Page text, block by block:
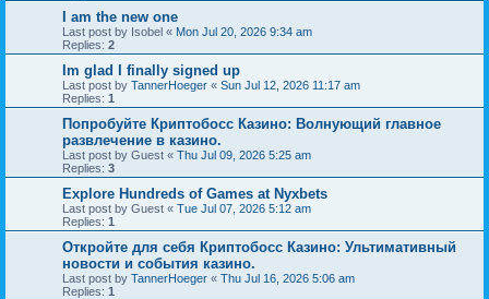
I am the new one
Last post by Isobel « Mon Jul 20, 2026 9:34 am
Replies: 2
Im glad I finally signed up
Last post by TannerHoeger « Sun Jul 12, 2026 11:17 am
Replies: 1
Попробуйте Криптобосс Казино: Волнующий главное
развлечение в казино.
Last post by Guest « Thu Jul 09, 2026 5:25 am
Replies: 3
Explore Hundreds of Games at Nyxbets
Last post by Guest « Tue Jul 07, 2026 5:12 am
Replies: 1
Откройте для себя Криптобосс Казино: Ультимативный
новости и события казино.
Last post by TannerHoeger « Thu Jul 16, 2026 5:06 am
Replies: 1